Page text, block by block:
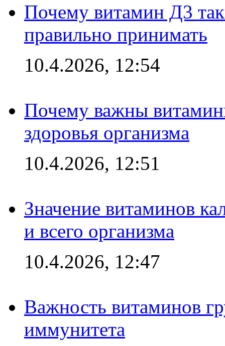
Почему витамин Д3 так
правильно принимать
10.4.2026, 12:54
Почему важны
здоровья организма
10.4.2026, 12:51
Значение витаминов
и всего организма
10.4.2026, 12:47
Важность витаминов
иммунитета